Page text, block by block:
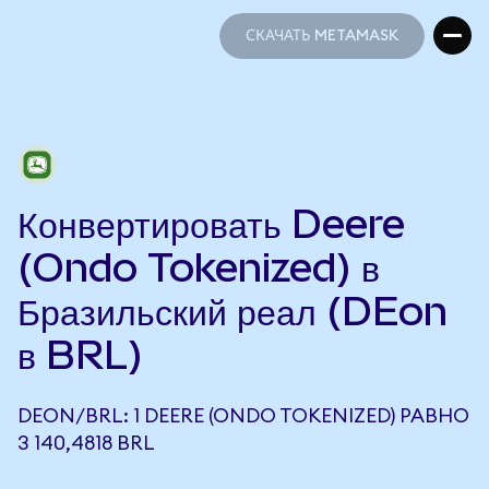
СКАЧАТЬ METAMASK
Конвертировать Deere
(Ondo Tokenized) в
Бразильский реал (DEon
в BRL)
DEON/BRL: 1 DEERE (ONDO TOKENIZED) РАВНО
3 140,4818 BRL